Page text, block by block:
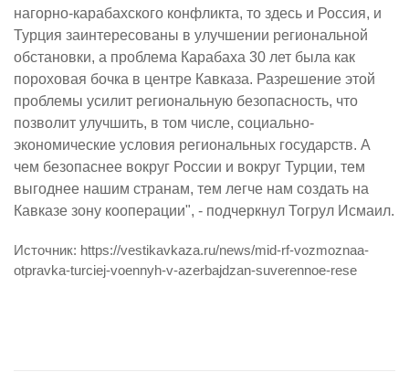
нагорно-карабахского конфликта, то здесь и Россия, и
Турция заинтересованы в улучшении региональной
обстановки, а проблема Карабаха 30 лет была как
пороховая бочка в центре Кавказа. Разрешение этой
проблемы усилит региональную безопасность, что
позволит улучшить, в том числе, социально-
экономические условия региональных государств. А
чем безопаснее вокруг России и вокруг Турции, тем
выгоднее нашим странам, тем легче нам создать на
Кавказе зону кооперации", - подчеркнул Тогрул Исмаил.
Источник: https://vestikavkaza.ru/news/mid-rf-vozmoznaa-
otpravka-turciej-voennyh-v-azerbajdzan-suverennoe-rese